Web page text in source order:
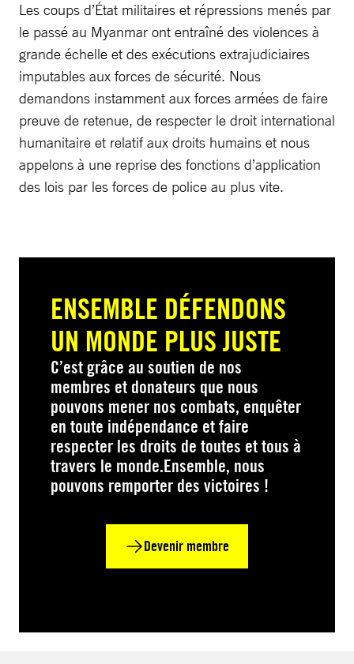
Les coups d’État militaires et répressions menés par
le passé au Myanmar ont entraîné des violences à
grande échelle et des exécutions extrajudiciaires
imputables aux forces de sécurité. Nous
demandons instamment aux forces armées de faire
preuve de retenue, de respecter le droit international
humanitaire et relatif aux droits humains et nous
appelons à une reprise des fonctions d’application
des lois par les forces de police au plus vite.
ENSEMBLE DÉFENDONS
UN MONDE PLUS JUSTE
C’est grâce au soutien de nos
membres et donateurs que nous
pouvons mener nos combats, enquêter
en toute indépendance et faire
respecter les droits de toutes et tous à
travers le monde.Ensemble, nous
pouvons remporter des victoires !
Devenir membre